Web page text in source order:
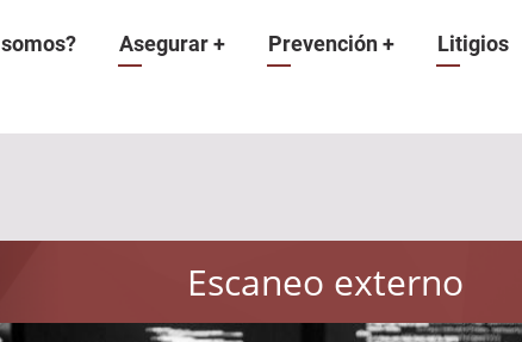
Asegurar+ Prevención+ Litigios
Escaneo externo